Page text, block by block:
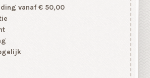
vanaf € 50,00